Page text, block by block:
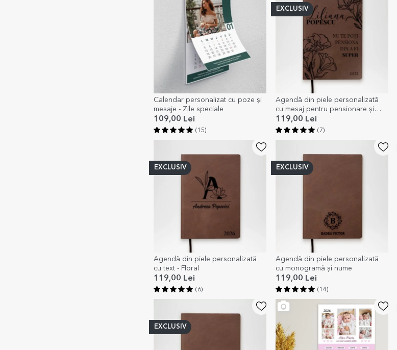
Calendar personalizat cu poze și
mesaje - Zile speciale
109,00 Lei
(15)
EXCLUSIV
Agendă din piele personalizată
cu mesaj pentru pensionare și
model elegant
119,00 Lei
(7)
EXCLUSIV
Agendă din piele personalizată
cu text - Floral
119,00 Lei
(6)
EXCLUSIV
Agendă din piele personalizată
cu monogramă și nume
119,00 Lei
(14)
EXCLUSIV